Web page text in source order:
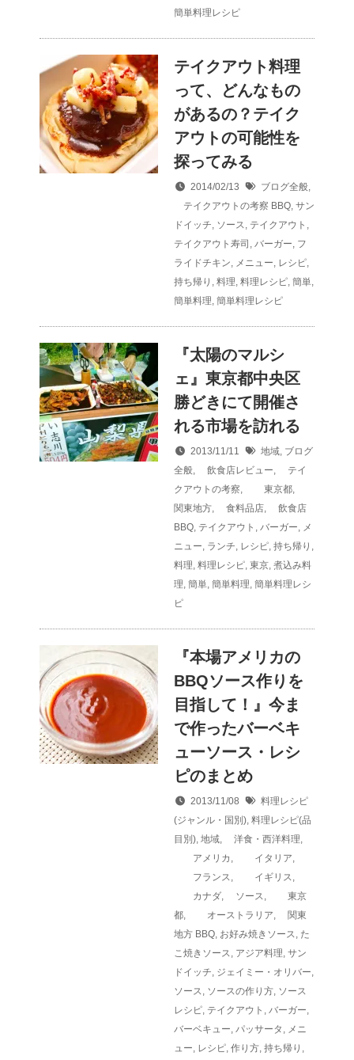
簡単料理レシピ
テイクアウト料理
って、どんなもの
があるの？テイク
アウトの可能性を
探ってみる
2014/02/13 ブログ全般,
テイクアウトの考察 BBQ, サン
ドイッチ, ソース, テイクアウト ,
テイクアウト寿司 , バーガー, フ
ライドチキン, メニュー, レシピ,
持ち帰り , 料理, 料理レシピ, 簡単,
簡単料理, 簡単料理レシピ
『太陽のマルシ
ェ』東京都中央区
勝どきにて開催さ
れる市場を訪れる
2013/11/11 地域, ブログ
全般, 飲食店レビュー,
テイ
クアウトの考察, 東京都,
関東地方, 食料品店,
飲食店
BBQ, テイクアウト , バーガー, メ
ニュー, ランチ, レシピ, 持ち帰り ,
料理, 料理レシピ, 東京, 煮込み料
理, 簡単, 簡単料理, 簡単料理レシ
ピ
『本場アメリカの
BBQソース作りを
目指して！』今ま
で作ったバーベキ
ューソース・レシ
ピのまとめ
2013/11/08
料理レシピ
(ジャンル・国別), 料理レシピ(品
目別), 地域, 洋食・西洋料理,
アメリカ , イタリア,
フランス, イギリス,
カナダ, ソース,
東京
都, オーストラリア,
関東
地方 BBQ, お好み焼きソース, た
こ焼きソース, アジア料理, サン
ドイッチ, ジェイミー・オリバー,
ソース, ソースの作り方, ソース
レシピ, テイクアウト , バーガー,
バーベキュー, パッサータ , メニ
ュー, レシピ, 作り方, 持ち帰り ,